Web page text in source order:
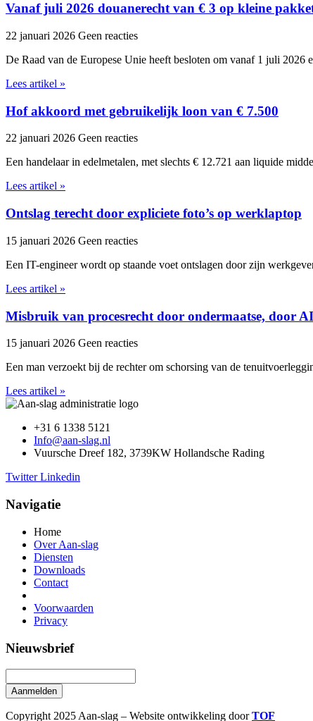
Vanaf juli 2026 douanerecht van € 3 op kleine
22 januari 2026 Geen reacties
De Raad van de Europese Unie heeft besloten om vanaf 1 juli 2026
Lees artikel »
Hof akkoord met gebruikelijk loon van € 7.500
22 januari 2026 Geen reacties
Een handelaar in edelmetalen, met slechts € 12.721 aan liquide
Lees artikel »
Ontslag terecht door expliciete foto’s op werklaptop
15 januari 2026 Geen reacties
Een IT-engineer wordt op staande voet ontslagen door zijn
Lees artikel »
Misbruik van procesrecht door ondermaatse, door
15 januari 2026 Geen reacties
Een man verzoekt bij de rechter om schorsing van de
Lees artikel »
+31 6 1338 5121
Info@aan-slag.nl
Vuursche Dreef 182, 3739KW Hollandsche Rading
Twitter Linkedin
Navigatie
Home
Over Aan-slag
Diensten
Downloads
Contact
Voorwaarden
Privacy
Nieuwsbrief
Aanmelden
Copyright 2025 Aan-slag – Website ontwikkeling doorTOF